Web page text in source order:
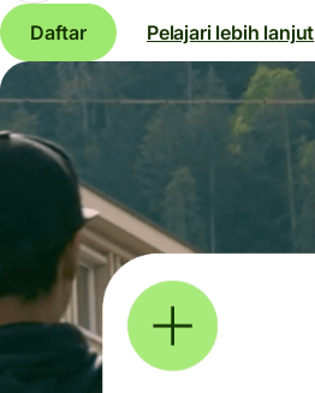
Daftar Pelajari lebih lanjut